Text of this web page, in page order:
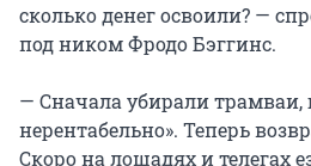
сколько денег освоили? —
под ником Фродо Бэггинс.
— Сначала убирали трамваи,
нерентабельно». Теперь
Скоро на лошадях и телегах